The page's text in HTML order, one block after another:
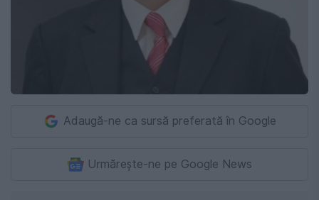
Adaugă-ne ca sursă preferată în Google
Urmărește-ne pe Google News